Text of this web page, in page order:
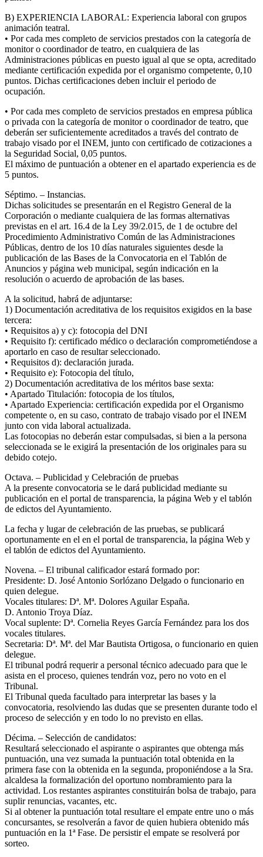
B) EXPERIENCIA LABORAL: Experiencia laboral con grupos
animación teatral.
• Por cada mes completo de servicios prestados con la categoría de
monitor o coordinador de teatro, en cualquiera de las
Administraciones públicas en puesto igual al que se opta, acreditado
mediante certificación expedida por el organismo competente, 0,10
puntos. Dichas certificaciones deben incluir el periodo de
ocupación.
• Por cada mes completo de servicios prestados en empresa pública
o privada con la categoría de monitor o coordinador de teatro, que
deberán ser suficientemente acreditados a través del contrato de
trabajo visado por el INEM, junto con certificado de cotizaciones a
la Seguridad Social, 0,05 puntos.
El máximo de puntuación a obtener en el apartado experiencia es de
5 puntos.
Séptimo. – Instancias.
Dichas solicitudes se presentarán en el Registro General de la
Corporación o mediante cualquiera de las formas alternativas
previstas en el art. 16.4 de la Ley 39/2.015, de 1 de octubre del
Procedimiento Administrativo Común de las Administraciones
Públicas, dentro de los 10 días naturales siguientes desde la
publicación de las Bases de la Convocatoria en el Tablón de
Anuncios y página web municipal, según indicación en la
resolución o acuerdo de aprobación de las bases.
A la solicitud, habrá de adjuntarse:
1) Documentación acreditativa de los requisitos exigidos en la base
tercera:
• Requisitos a) y c): fotocopia del DNI
• Requisito f): certificado médico o declaración comprometiéndose a
aportarlo en caso de resultar seleccionado.
• Requisitos d): declaración jurada.
• Requisito e): Fotocopia del título,
2) Documentación acreditativa de los méritos base sexta:
• Apartado Titulación: fotocopia de los títulos,
• Apartado Experiencia: certificación expedida por el Organismo
competente o, en su caso, contrato de trabajo visado por el INEM
junto con vida laboral actualizada.
Las fotocopias no deberán estar compulsadas, si bien a la persona
seleccionada se le exigirá la presentación de los originales para su
debido cotejo.
Octava. – Publicidad y Celebración de pruebas
A la presente convocatoria se le dará publicidad mediante su
publicación en el portal de transparencia, la página Web y el tablón
de edictos del Ayuntamiento.
La fecha y lugar de celebración de las pruebas, se publicará
oportunamente en el en el portal de transparencia, la página Web y
el tablón de edictos del Ayuntamiento.
Novena. – El tribunal calificador estará formado por:
Presidente: D. José Antonio Sorlózano Delgado o funcionario en
quien delegue.
Vocales titulares: Dª. Mª. Dolores Aguilar España.
D. Antonio Troya Díaz.
Vocal suplente: Dª. Cornelia Reyes García Fernández para los dos
vocales titulares.
Secretaria: Dª. Mª. del Mar Bautista Ortigosa, o funcionario en quien
delegue.
El tribunal podrá requerir a personal técnico adecuado para que le
asista en el proceso, quienes tendrán voz, pero no voto en el
Tribunal.
El Tribunal queda facultado para interpretar las bases y la
convocatoria, resolviendo las dudas que se presenten durante todo el
proceso de selección y en todo lo no previsto en ellas.
Décima. – Selección de candidatos:
Resultará seleccionado el aspirante o aspirantes que obtenga más
puntuación, una vez sumada la puntuación total obtenida en la
primera fase con la obtenida en la segunda, proponiéndose a la Sra.
alcaldesa la formalización del oportuno nombramiento para la
actividad. Los restantes aspirantes constituirán bolsa de trabajo, para
suplir renuncias, vacantes, etc.
Si al obtener la puntuación total resultare el empate entre uno o más
concursantes, se resolverán a favor de quien hubiera obtenido más
puntuación en la 1ª Fase. De persistir el empate se resolverá por
sorteo.